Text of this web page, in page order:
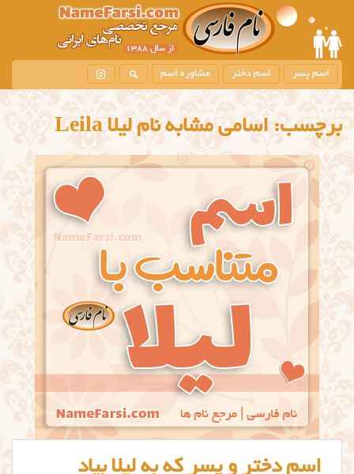
m
i
c
n
t
اسم پسر اسم دختر مشاوره اسم
برچسب:اسامی مشابه نام لیلا Leila
اسم دختر و پسر که به لیلا بیاد